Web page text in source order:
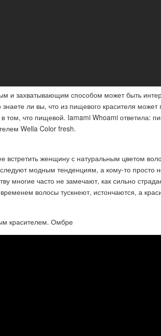
и захватывающим способом может быть
ли вы, что из пищевого красителя может
том, что пищевой. Iamami Whoami ответила:
Wella Color fresh.
встретить женщину с натуральным цветом
модным тенденциям, а кому-то просто
многие часто не замечают, как сильно
волосы тускнеют, истончаются, а
красителем. Омбре